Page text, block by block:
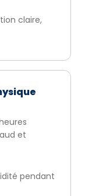
claire,
et
pendant